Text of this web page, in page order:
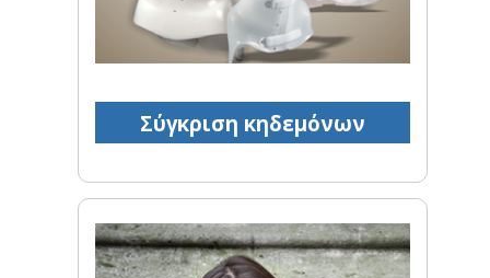
Σύγκριση κηδεμόνων